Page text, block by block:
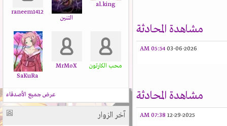
مشاهدة المحادثة
03-06-2026
05:54 AM
مشاهدة المحادثة
12-29-2025
07:38 AM
al.king
التنين
raneem1412
محب الكارتون
MrMoX
SaKuRa
عرض جميع الأصدقاء
آخر الزوار